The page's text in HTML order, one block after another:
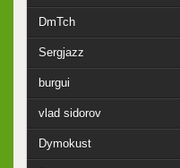
DmTch
Sergjazz
burgui
vlad sidorov
Dymokust